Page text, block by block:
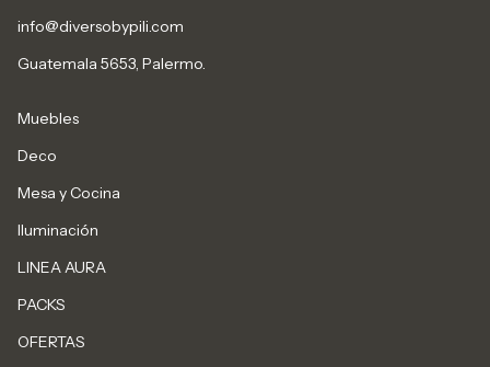
info@diversobypili.com
Guatemala 5653, Palermo.
Muebles
Deco
Mesa y Cocina
Iluminación
LINEA AURA
PACKS
OFERTAS